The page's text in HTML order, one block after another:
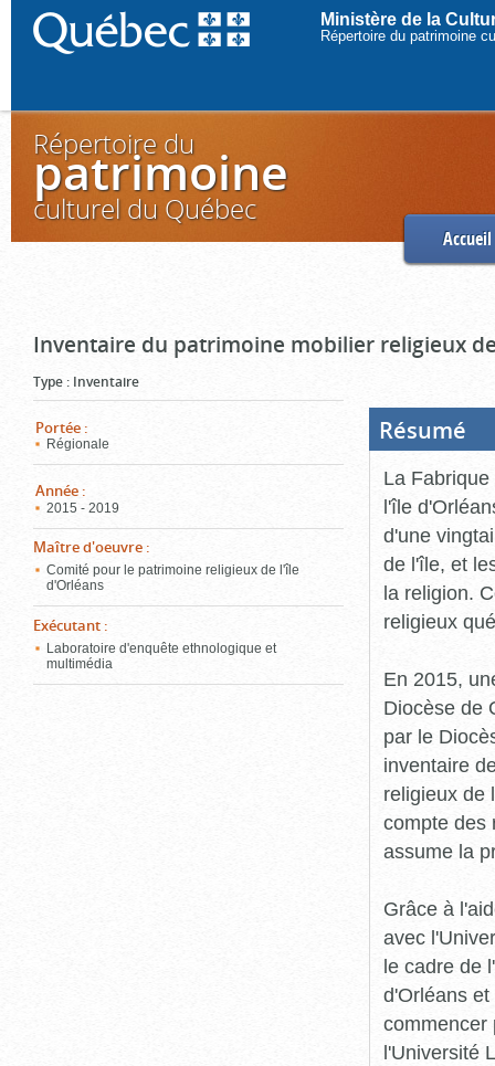
Ministère de la
Répertoire du patrimoine
Répertoire du
patrimoine
culturel du Québec
Accueil
Inventaire du patrimoine mobilier religieux
Type : Inventaire
Portée :
Régionale
Année :
2015 - 2019
Maître d'oeuvre :
Comité pour le patrimoine religieux de l'île
d'Orléans
Exécutant :
Laboratoire d'enquête ethnologique et
multimédia
Résumé
La
l'île
d'une
de l'île, et
la religion.
religieux
En 2015,
Diocèse de
par le
inventaire
religieux de
compte des
assume la
Grâce à
avec
le cadre de
d'Orléans
commencer
l'Université